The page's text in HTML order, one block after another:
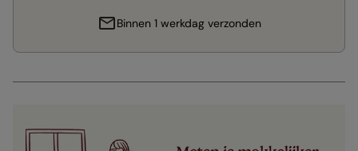
Binnen 1 werkdag verzonden